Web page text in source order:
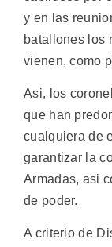
y en las
batallones los
vienen, como
Asi, los
que han
cualquiera de
garantizar la
Armadas, asi
de poder.
A criterio de